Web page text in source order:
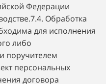
Федерации
Обработка
для исполнения
либо
поручителем
персональных
договора